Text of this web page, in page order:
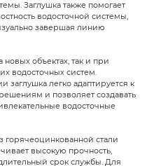
Заглушка также помогает
водосточной системы,
завершая линию
объектах, так и при
водосточных систем.
заглушка легко адаптируется к
и позволяет создавать
водосточные
горячеоцинкованной стали
высокую прочность,
срок службы. Для